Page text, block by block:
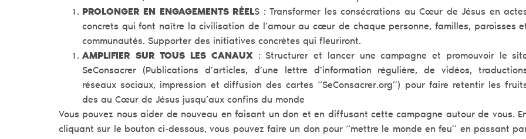
PROLONGER EN ENGAGEMENTS RÉELS : Transformer les consécrations au Cœur de Jésus en
concrets qui font naître la civilisation de l’amour au cœur de chaque personne, familles, paroisses
communautés. Supporter des initiatives concrètes qui fleuriront.
AMPLIFIER SUR TOUS LES CANAUX: Structurer et lancer une campagne et promouvoir le
SeConsacrer (Publications d’articles, d’une lettre d’information régulière, de vidéos,
réseaux sociaux, impression et diffusion des cartes “SeConsacrer.org”) pour faire retentir les
des au Cœur de Jésus jusqu’aux confins du monde
Vous pouvez nous aider de nouveau en faisant un don et en diffusant cette campagne autour de vous.
cliquant sur le bouton ci-dessous, vous pouvez faire un don pour “mettre le monde en feu” en passant